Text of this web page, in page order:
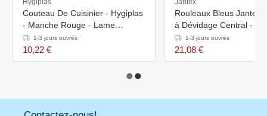
Hygiplas
Couteau De Cuisinier - Hygiplas
- Manche Rouge - Lame
255mm
1-3 jours ouvrés
10,22 €
Jantex
Rouleaux Bleus Jantex
à Dévidage Central -
1-3 jours ouvrés
21,08 €